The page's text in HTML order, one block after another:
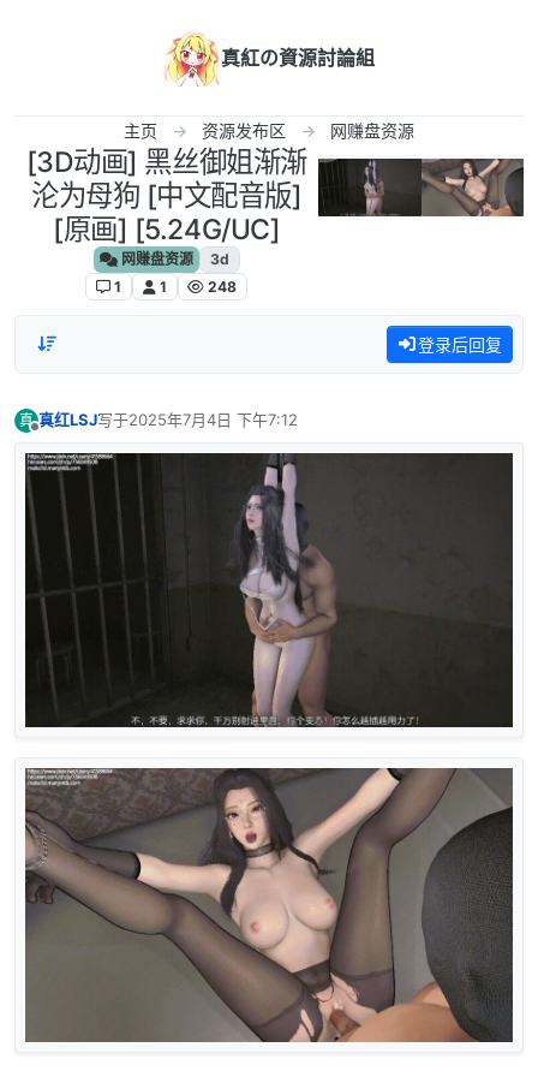
真紅の資源討論組
主页 资源发布区 网赚盘资源
[3D动画] 黑丝御姐渐渐
沦为母狗 [中文配音版]
[原画] [5.24G/UC]
网赚盘资源
3d
1
1 248
登录后回复
真 真红LSJ写于2025年7月4日 下午7:12
最后由 编辑